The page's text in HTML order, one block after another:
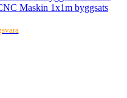
Maskin 1x1m byggsats